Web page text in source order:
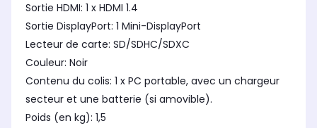
Sortie HDMI: 1 x HDMI 1.4
Sortie DisplayPort: 1 Mini-DisplayPort
Lecteur de carte: SD/SDHC/SDXC
Couleur: Noir
Contenu du colis: 1 x PC portable, avec un chargeur
secteur et une batterie (si amovible).
Poids (en kg): 1,5